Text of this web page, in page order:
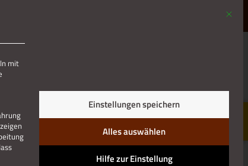
teilen
Mit
mit
Einstellungen speichern
Alles auswählen
Hilfe zur Einstellung